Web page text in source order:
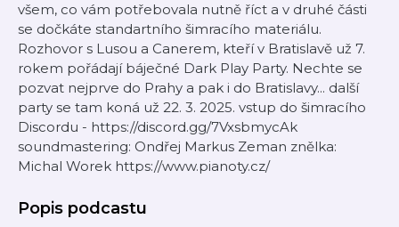
všem, co vám potřebovala nutně říct a v druhé části
se dočkáte standartního šimracího materiálu.
Rozhovor s Lusou a Canerem, kteří v Bratislavě už 7.
rokem pořádají báječné Dark Play Party. Nechte se
pozvat nejprve do Prahy a pak i do Bratislavy... další
party se tam koná už 22. 3. 2025. vstup do šimracího
Discordu - ⁠⁠⁠⁠⁠⁠⁠⁠⁠⁠⁠⁠⁠⁠⁠⁠⁠⁠⁠⁠⁠⁠https://discord.gg/7VxsbmycAk⁠⁠⁠⁠⁠⁠⁠⁠⁠⁠⁠⁠⁠⁠⁠⁠⁠⁠⁠⁠
soundmastering: Ondřej Markus Zeman znělka:
Michal Worek https://www.pianoty.cz/
Popis podcastu